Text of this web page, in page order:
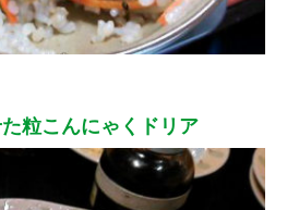
粒こんにゃくドリア